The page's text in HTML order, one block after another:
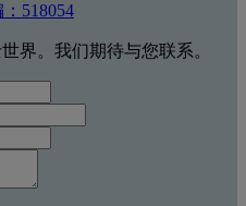
518054
界。我们期待与您联系。